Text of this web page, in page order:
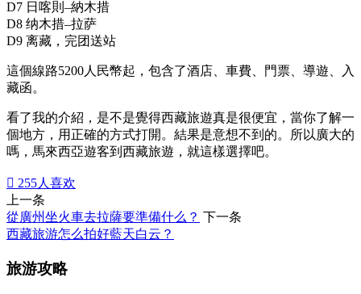
D7 日喀則–納木措
D8 纳木措–拉萨
D9 离藏，完团送站
這個線路5200人民幣起，包含了酒店、車費、門票、導遊、入
藏函。
看了我的介紹，是不是覺得西藏旅遊真是很便宜，當你了解一
個地方，用正確的方式打開。結果是意想不到的。所以廣大的
嗎，馬來西亞遊客到西藏旅遊，就這樣選擇吧。
 255人喜欢
上一条
從廣州坐火車去拉薩要準備什么？ 下一条
西藏旅游怎么拍好藍天白云？
旅游攻略